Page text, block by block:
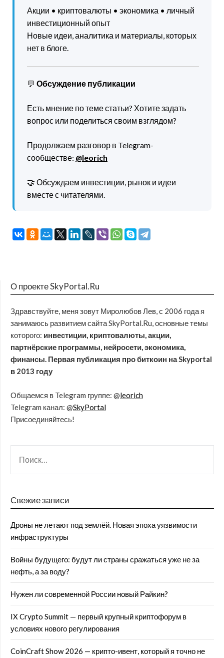
Акции • криптовалюты • экономика • личный
инвестиционный опыт
Новые идеи, аналитика и материалы, которых
нет в блоге.
💬 Обсуждение публикации
Есть мнение по теме статьи? Хотите задать
вопрос или поделиться своим взглядом?
Продолжаем разговор в Telegram-
сообществе: @leorich
🤝 Обсуждаем инвестиции, рынок и идеи
вместе с читателями.
О проекте SkyPortal.Ru
Здравствуйте, меня зовут Миролюбов Лев, с 2006 года я
занимаюсь развитием сайта SkyPortal.Ru, основные темы
которого: инвестиции, криптовалюты, акции,
партнёрские программы, нейросети, экономика,
финансы. Первая публикация про биткоин на Skyportal
в 2013 году
Общаемся в Telegram группе: @leorich
Telegram канал: @SkyPortal
Присоединяйтесь!
Свежие записи
Дроны не летают под землёй. Новая эпоха уязвимости
инфраструктуры
Войны будущего: будут ли страны сражаться уже не за
нефть, а за воду?
Нужен ли современной России новый Райкин?
IX Crypto Summit — первый крупный криптофорум в
условиях нового регулирования
CoinCraft Show 2026 — крипто-ивент, который я точно не